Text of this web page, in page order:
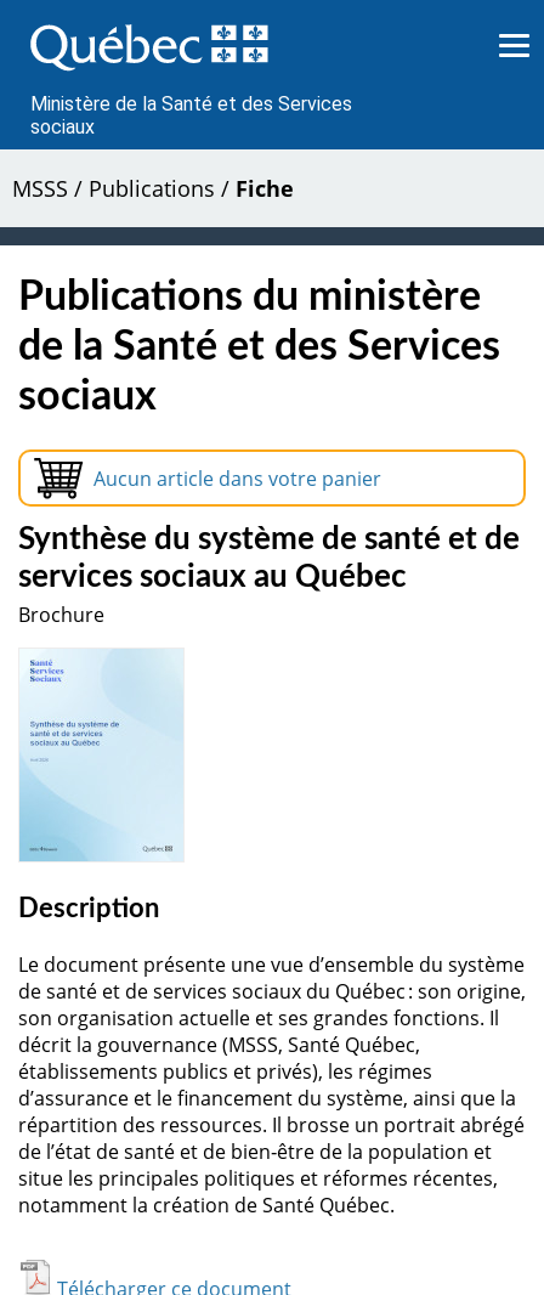
au
contenu
Ministère de la Santé et des Services
sociaux
MSSS / Publications / Fiche
Publications du ministère
de la Santé et des Services
sociaux
Aucun article dans votre panier
Synthèse du système de santé et de
services sociaux au Québec
Brochure
Description
Le document présente une vue d’ensemble du système
de santé et de services sociaux du Québec : son origine,
son organisation actuelle et ses grandes fonctions. Il
décrit la gouvernance (MSSS, Santé Québec,
établissements publics et privés), les régimes
d’assurance et le financement du système, ainsi que la
répartition des ressources. Il brosse un portrait abrégé
de l’état de santé et de bien‑être de la population et
situe les principales politiques et réformes récentes,
notamment la création de Santé Québec.
Télécharger ce document